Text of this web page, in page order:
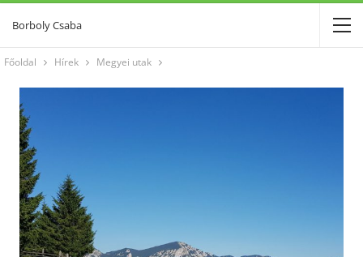
Borboly Csaba
Főoldal Hírek Megyei utak